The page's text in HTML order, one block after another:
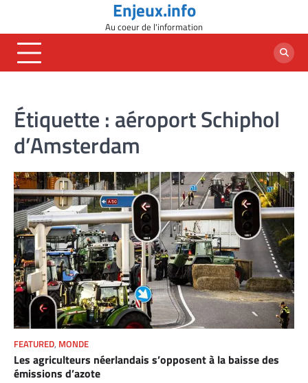
content
Enjeux.info
Au coeur de l'information
Étiquette : aéroport Schiphol
d’Amsterdam
FEATURED, MONDE
Les agriculteurs néerlandais s’opposent à la baisse des
émissions d’azote